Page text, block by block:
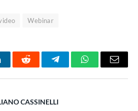
Webinar
Reddit TelegramWhatsAppEmail
CASSINELLI